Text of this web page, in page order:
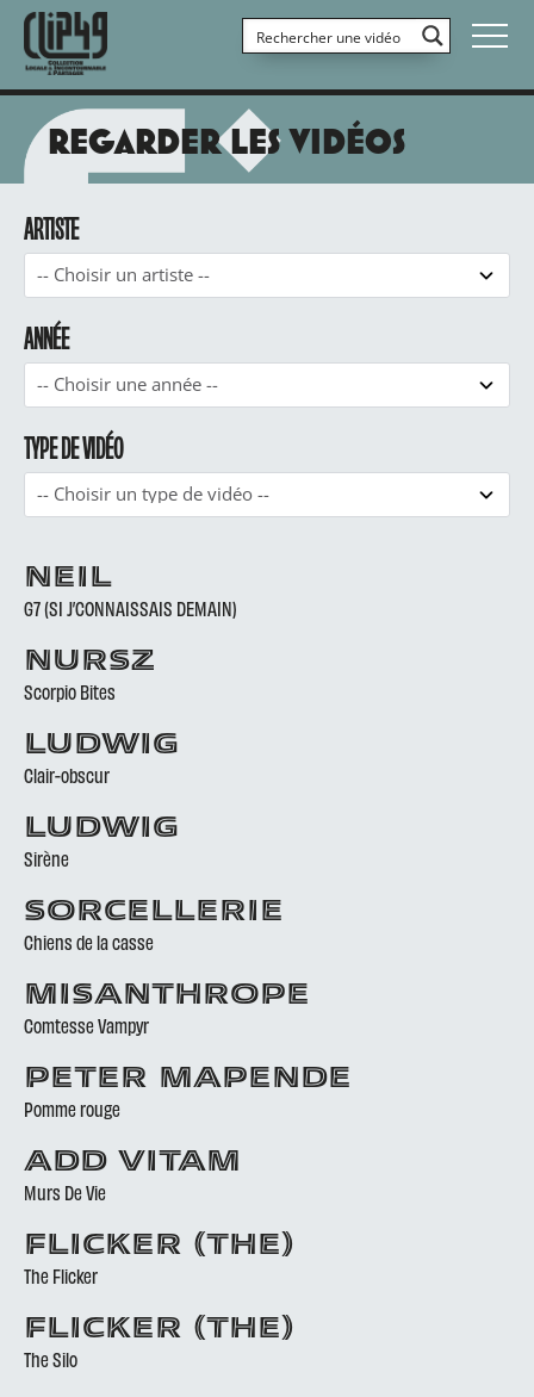
REGARDER LES VIDÉOS
ARTISTE
ANNÉE
TYPE DE VIDÉO
NEIL
G7 (SI J’CONNAISSAIS DEMAIN)
NURSZ
Scorpio Bites
LUDWIG
Clair-obscur
LUDWIG
Sirène
SORCELLERIE
Chiens de la casse
MISANTHROPE
Comtesse Vampyr
PETER MAPENDE
Pomme rouge
ADD VITAM
Murs De Vie
FLICKER (THE)
The Flicker
FLICKER (THE)
The Silo